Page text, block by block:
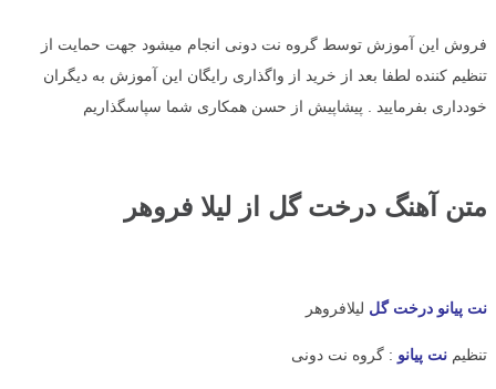
فروش این آموزش توسط گروه نت دونی انجام میشود جهت حمایت از
تنظیم کننده لطفا بعد از خرید از واگذاری رایگان این آموزش به دیگران
خودداری بفرمایید . پیشاپیش از حسن همکاری شما سپاسگذاریم
متن آهنگ درخت گل از لیلا فروهر
نت پیانو درخت گل لیلافروهر
تنظیم نت پیانو : گروه نت دونی